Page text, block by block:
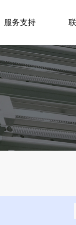
服务支持